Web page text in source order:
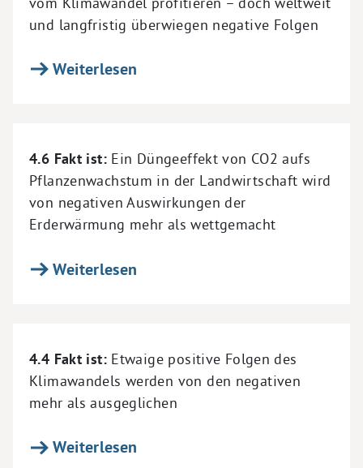
und langfristig überwiegen negative Folgen
Weiterlesen
4.6 Fakt ist:Ein Düngeeffekt von CO2 aufs
Pflanzenwachstum in der Landwirtschaft wird
von negativen Auswirkungen der
Erderwärmung mehr als wettgemacht
Weiterlesen
4.4 Fakt ist:Etwaige positive Folgen des
Klimawandels werden von den negativen
mehr als ausgeglichen
Weiterlesen